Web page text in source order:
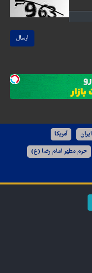
ارسال
ایران آمریکا
حرم مطهر امام رضا (ع)